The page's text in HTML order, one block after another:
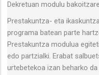
Dekretuan modulu
Prestakuntza- eta
programa batean parte
Prestakuntza modulua
edo partzialki. Erabat
urtebetekoa izan beharko